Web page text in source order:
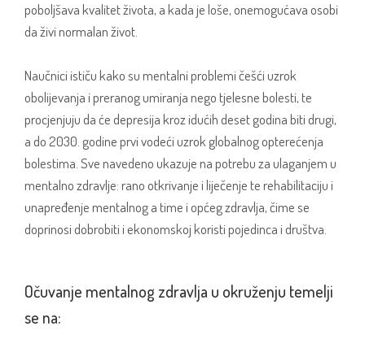
poboljšava kvalitet života, a kada je loše, onemogućava osobi
da živi normalan život.
Naučnici ističu kako su mentalni problemi češći uzrok
obolijevanja i preranog umiranja nego tjelesne bolesti, te
procjenjuju da će depresija kroz idućih deset godina biti drugi,
a do 2030. godine prvi vodeći uzrok globalnog opterećenja
bolestima. Sve navedeno ukazuje na potrebu za ulaganjem u
mentalno zdravlje: rano otkrivanje i liječenje te rehabilitaciju i
unapređenje mentalnog a time i općeg zdravlja, čime se
doprinosi dobrobiti i ekonomskoj koristi pojedinca i društva.
Očuvanje mentalnog zdravlja u okruženju temelji
se na: